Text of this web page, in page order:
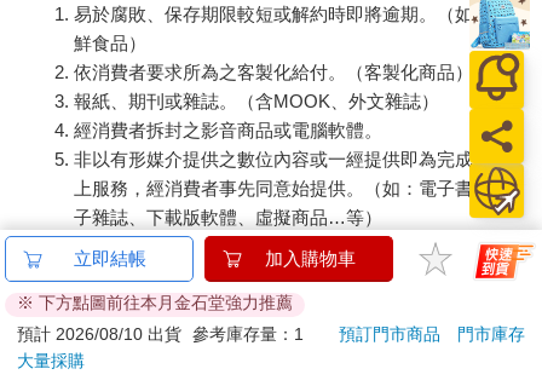
「那你是什麼時候離開侏羅省？」我問。
他想了一會兒。「六月十一日，」他最終開口說，「應該就是那
天。」
我困惑地皺起眉頭，「鐵路的狀況還好嗎？」因為工作使然，我
聽了不少那幾週法國的情況。
他笑了笑，若有所思地說。「狀況不太好。」
「那你是怎麼離開那裡的？」
他說，「我走了很長的一段路。」
就在他說話的當下，外頭傳來一連串規律的轟隆聲，似乎在一英
里外有四顆炸彈接連落下。這棟堅固的建築物稍微晃了晃，地板
和窗戶都嘎吱作響。我們緊繃不動地等待。接著，警笛的呼嘯聲
擊。
「該死，」我咒罵著，「現在怎麼辦？」
易於腐敗、保存期限較短或解約時即將逾期。（如：生
鮮食品）
依消費者要求所為之客製化給付。（客製化商品）
報紙、期刊或雜誌。（含MOOK、外文雜誌）
經消費者拆封之影音商品或電腦軟體。
非以有形媒介提供之數位內容或一經提供即為完成之線
上服務，經消費者事先同意始提供。（如：電子書、電
子雜誌、下載版軟體、虛擬商品…等）
已拆封之個人衛生用品。（如：內衣褲、刮鬍刀、除毛
若非上列種類商品，均享有到貨7天的猶豫期（含例假
日）。
辦理退換貨時，商品（組合商品恕無法接受單獨退貨）必須
立即結帳 加入購物車
※ 下方點圖前往本月金石堂強力推薦
預計 2026/08/10 出貨 參考庫存量：1 預訂門市商品
門市庫存
大量採購